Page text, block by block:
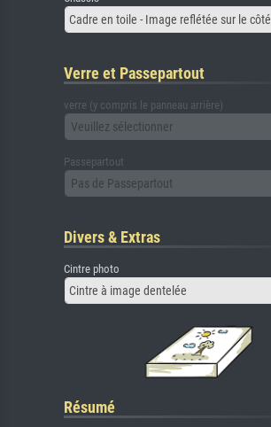
Cadre en toile - Image reflétée sur le côté
Verre et Passepartout
verre (y compris le panneau arrière)
Veuillez sélectionner
Passepartout
Pas de Passepartout
Divers & Extras
Cintre photo
Cintre à image dentelée
Résumé